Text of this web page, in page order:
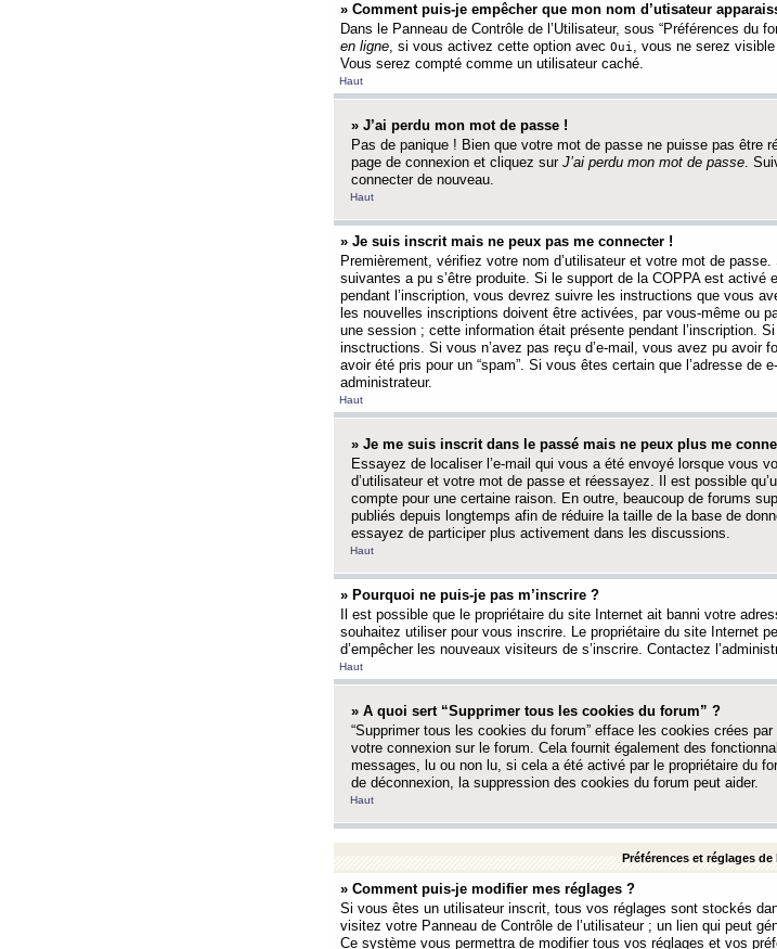
» Comment puis-je empêcher que mon nom d’utisateur
Dans le Panneau de Contrôle de l’Utilisateur, sous “Préférences du
en ligne, si vous activez cette option avec Oui , vous ne serez
Vous serez compté comme un utilisateur caché.
Haut
» J’ai perdu mon mot de passe !
Pas de panique ! Bien que votre mot de passe ne puisse pas être
page de connexion et cliquez sur J’ai perdu mon mot de passe.
connecter de nouveau.
Haut
» Je suis inscrit mais ne peux pas me connecter !
Premièrement, vérifiez votre nom d’utilisateur et votre mot de
suivantes a pu s’être produite. Si le support de la COPPA est
pendant l’inscription, vous devrez suivre les instructions que vous
les nouvelles inscriptions doivent être activées, par vous-même ou
une session ; cette information était présente pendant l’inscription.
insctructions. Si vous n’avez pas reçu d’e-mail, vous avez pu avoir
avoir été pris pour un “spam”. Si vous êtes certain que l’adresse
administrateur.
Haut
» Je me suis inscrit dans le passé mais ne peux plus me
Essayez de localiser l’e-mail qui vous a été envoyé lorsque vous
d’utilisateur et votre mot de passe et réessayez. Il est possible
compte pour une certaine raison. En outre, beaucoup de forums
publiés depuis longtemps afin de réduire la taille de la base de
essayez de participer plus activement dans les discussions.
Haut
» Pourquoi ne puis-je pas m’inscrire ?
Il est possible que le propriétaire du site Internet ait banni votre
souhaitez utiliser pour vous inscrire. Le propriétaire du site Internet
d’empêcher les nouveaux visiteurs de s’inscrire. Contactez
Haut
» A quoi sert “Supprimer tous les cookies du forum” ?
“Supprimer tous les cookies du forum” efface les cookies crées
votre connexion sur le forum. Cela fournit également des
messages, lu ou non lu, si cela a été activé par le propriétaire du
de déconnexion, la suppression des cookies du forum peut aider.
Haut
Préférences et réglages de
» Comment puis-je modifier mes réglages ?
Si vous êtes un utilisateur inscrit, tous vos réglages sont stockés
visitez votre Panneau de Contrôle de l’utilisateur ; un lien qui peut
Ce système vous permettra de modifier tous vos réglages et vos